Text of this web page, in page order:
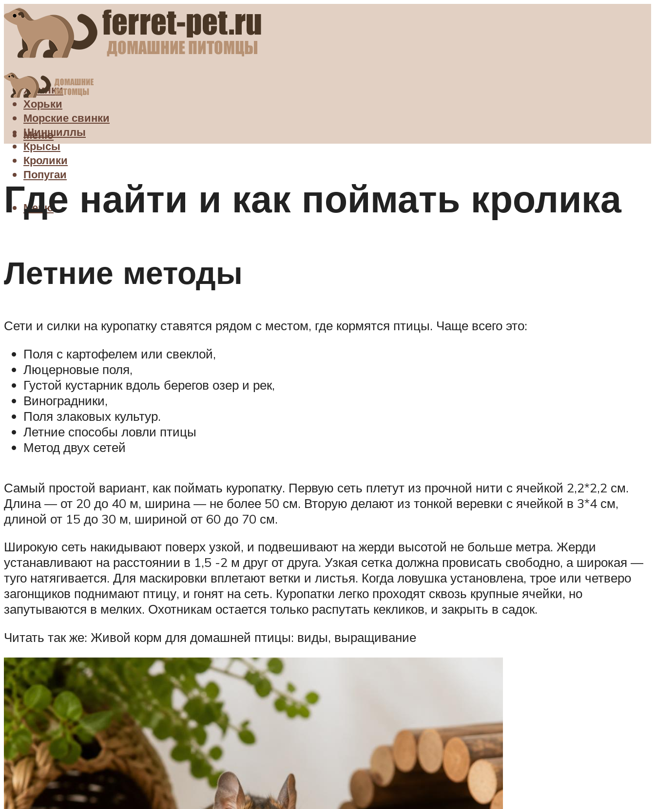
Хомяки
Хорьки
Морские свинки
Шиншиллы
Крысы
Кролики
Попугаи
Меню
Меню
Где найти и как поймать кролика
Летние методы
Сети и силки на куропатку ставятся рядом с местом, где кормятся птицы. Чаще всего это:
Поля с картофелем или свеклой,
Люцерновые поля,
Густой кустарник вдоль берегов озер и рек,
Виноградники,
Поля злаковых культур.
Летние способы ловли птицы
Метод двух сетей
Самый простой вариант, как поймать куропатку. Первую сеть плетут из прочной нити с ячейкой 2,2*2,2 см.
Длина — от 20 до 40 м, ширина — не более 50 см. Вторую делают из тонкой веревки с ячейкой в 3*4 см,
длиной от 15 до 30 м, шириной от 60 до 70 см.
Широкую сеть накидывают поверх узкой, и подвешивают на жерди высотой не больше метра. Жерди
устанавливают на расстоянии в 1,5 -2 м друг от друга. Узкая сетка должна провисать свободно, а широкая —
туго натягивается. Для маскировки вплетают ветки и листья. Когда ловушка установлена, трое или четверо
загонщиков поднимают птицу, и гонят на сеть. Куропатки легко проходят сквозь крупные ячейки, но
запутываются в мелких. Охотникам остается только распутать кекликов, и закрыть в садок.
Читать так же: Живой корм для домашней птицы: виды, выращивание